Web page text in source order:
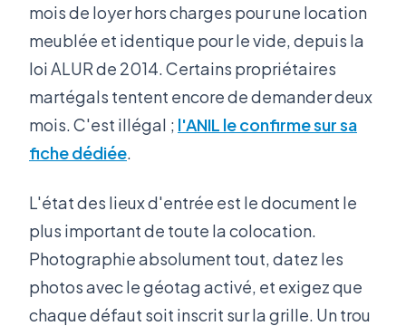
mois de loyer hors charges pour une location
meublée et identique pour le vide, depuis la
loi ALUR de 2014. Certains propriétaires
martégals tentent encore de demander deux
mois. C'est illégal ; l'ANIL le confirme sur sa
fiche dédiée.
L'état des lieux d'entrée est le document le
plus important de toute la colocation.
Photographie absolument tout, datez les
photos avec le géotag activé, et exigez que
chaque défaut soit inscrit sur la grille. Un trou